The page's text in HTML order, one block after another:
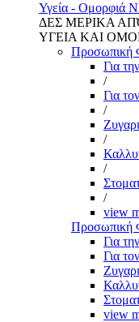
Υγεία - Ομορφιά
ΔΕΣ ΜΕΡΙΚΑ
ΥΓΕΙΑ ΚΑΙ
Προσωπική
Για
/
Για
/
/
/
/
view
Προσωπική
Για
Για
view